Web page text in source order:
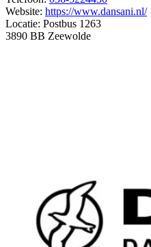
Website: https://www.dansani.nl/
Locatie: Postbus 1263
3890 BB Zeewolde